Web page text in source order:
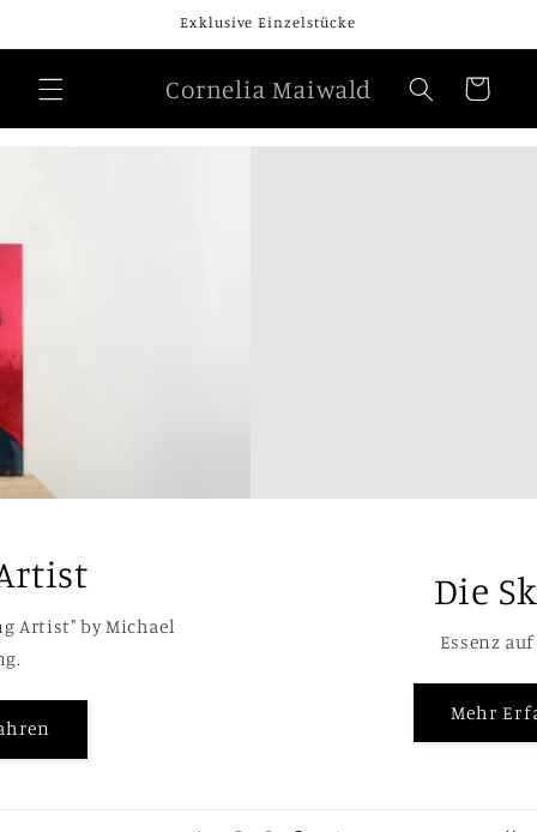
Inhalt
Exklusive Einzelstücke
Cornelia Maiwald Warenkorb